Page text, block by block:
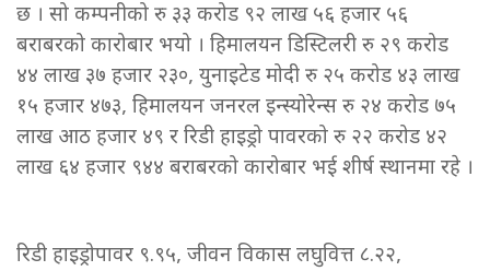
छ । सो कम्पनीको रु ३३ करोड ९२ लाख ५६ हजार ५६
बराबरको कारोबार भयो । हिमालयन डिस्टिलरी रु २९ करोड
४४ लाख ३७ हजार २३०, युनाइटेड मोदी रु २५ करोड ४३ लाख
१५ हजार ४७३, हिमालयन जनरल इन्स्योरेन्स रु २४ करोड ७५
लाख आठ हजार ४९ र रिडी हाइड्रो पावरको रु २२ करोड ४२
लाख ६४ हजार ९४४ बराबरको कारोबार भई शीर्ष स्थानमा रहे ।
रिडी हाइड्रोपावर ९.९५, जीवन विकास लघुवित्त ८.२२,